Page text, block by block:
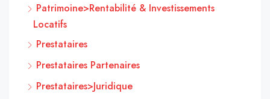
Patrimoine>Rentabilité & Investissements
Locatifs
Prestataires
Prestataires Partenaires
Prestataires>Juridique